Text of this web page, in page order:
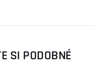
SI PODOBNÉ